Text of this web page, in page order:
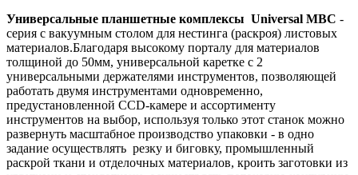
Универсальные планшетные комплексы Universal MВC -
серия с вакуумным столом для нестинга (раскроя) листовых
материалов.Благодаря высокому порталу для материалов
толщиной до 50мм, универсальной каретке с 2
универсальными держателями инструментов, позволяющей
работать двумя инструментами одновременно,
предустановленной CCD-камере и ассортименту
инструментов на выбор, используя только этот станок можно
развернуть масштабное производство упаковки - в одно
задание осуществлять резку и биговку, промышленный
раскрой ткани и отделочных материалов, кроить заготовки из